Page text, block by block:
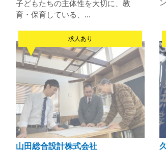
子どもたちの主体性を大切に、教
育・保育している、...
求人あり
山田総合設計株式会社